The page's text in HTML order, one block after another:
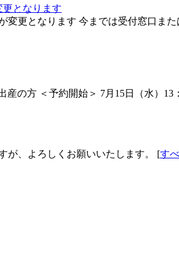
更となります
更となります 今までは受付窓口ま
産の方 ＜予約開始＞ 7月15日（水）13
が、よろしくお願いいたします。 [す